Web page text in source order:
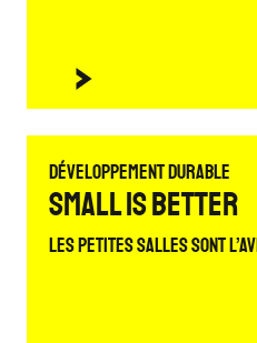
Développement durable
Small is better
Les petites salles sont